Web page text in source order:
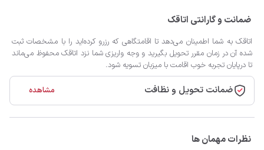
ضمانت و گارانتی اتاقک
اتاقک به شما اطمینان می‌دهد تا اقامتگاهی که رزرو کرده‌اید را با مشخصات ثبت
شده آن در زمان مقرر تحویل بگیرید و وجه واریزی شما نزد اتاقک محفوظ می‌ماند
تا درپایان تجربه خوب اقامت با میزبان تسویه شود.
ضمانت تحویل و نظافت مشاهده
نظرات مهمان ها